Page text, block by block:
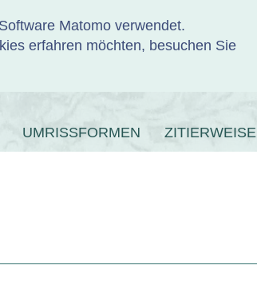
Matomo verwendet.
erfahren möchten, besuchen Sie
UMRISSFORMEN ZITIERWEISE